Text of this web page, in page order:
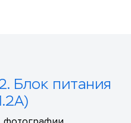
Блок питания